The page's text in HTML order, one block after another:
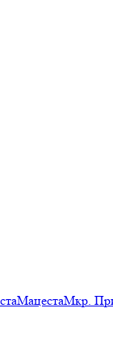
МацестаМкр.